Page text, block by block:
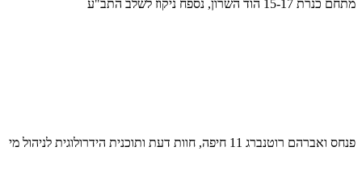
מתחם כנרת 15-17 הוד השרון, נספח ניקוז לשלב התב"ע
פנחס ואברהם רוטנברג 11 חיפה, חוות דעת ותוכנית הידרולוגית לניהול מי